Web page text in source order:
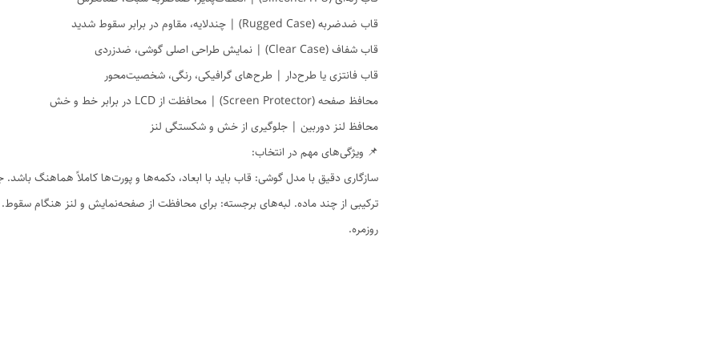
قاب ضدضربه (Rugged Case) | چندلایه، مقاوم در برابر سقوط شدید
قاب شفاف (Clear Case) | نمایش طراحی اصلی گوشی، ضدزردی
قاب فانتزی یا طرح‌دار | طرح‌های گرافیکی، رنگی، شخصیت‌محور
محافظ صفحه (Screen Protector) | محافظت از LCD در برابر خط و خش
محافظ لنز دوربین | جلوگیری از خش و شکستگی لنز
📌 ویژگی‌های مهم در انتخاب:
ترکیبی از چند ماده. لبه‌های برجسته: برای محافظت از صفحه‌نمایش و لنز هنگام
روزمره.